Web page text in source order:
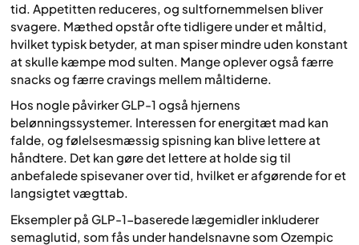
tid. Appetitten reduceres, og sultfornemmelsen bliver
svagere. Mæthed opstår ofte tidligere under et måltid,
hvilket typisk betyder, at man spiser mindre uden konstant
at skulle kæmpe mod sulten. Mange oplever også færre
snacks og færre cravings mellem måltiderne.
Hos nogle påvirker GLP-1 også hjernens
belønningssystemer. Interessen for energitæt mad kan
falde, og følelsesmæssig spisning kan blive lettere at
håndtere. Det kan gøre det lettere at holde sig til
anbefalede spisevaner over tid, hvilket er afgørende for et
langsigtet vægttab.
Eksempler på GLP-1-baserede lægemidler inkluderer
semaglutid, som fås under handelsnavne som Ozempic